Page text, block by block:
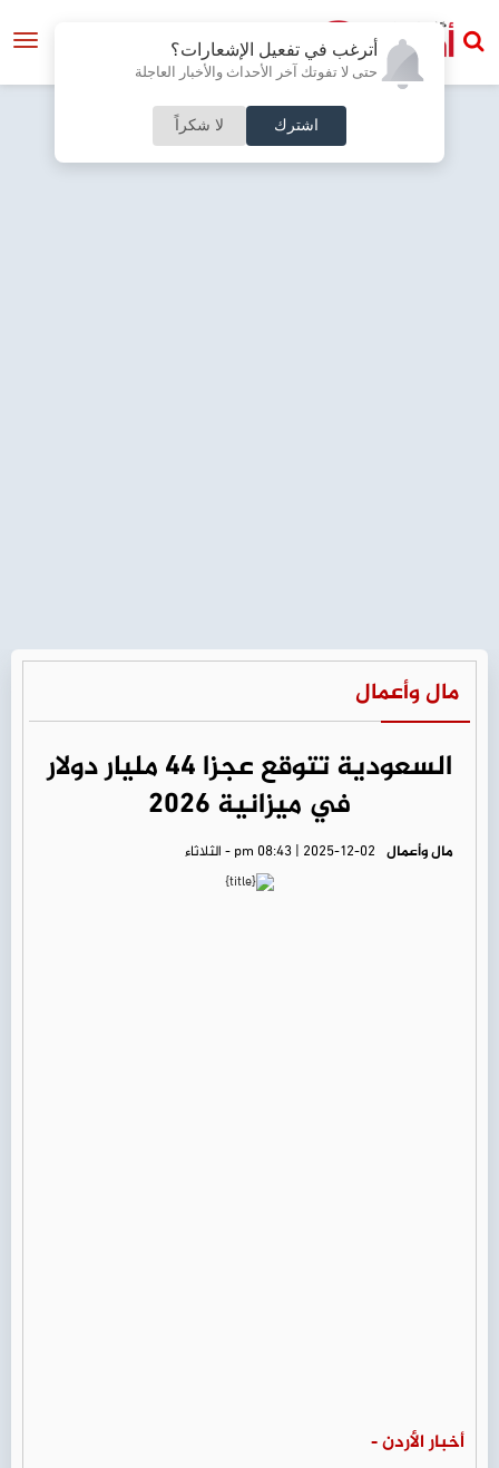
أترغب في تفعيل الإشعارات؟
حتى لا تفوتك آخر الأحداث والأخبار العاجلة
اشترك لا شكراً
مال وأعمال
السعودية تتوقع عجزا 44 مليار دولار
في ميزانية 2026
مال وأعمال pm 08:43 | 2025-12-02 - الثلاثاء
أخبار الأردن -